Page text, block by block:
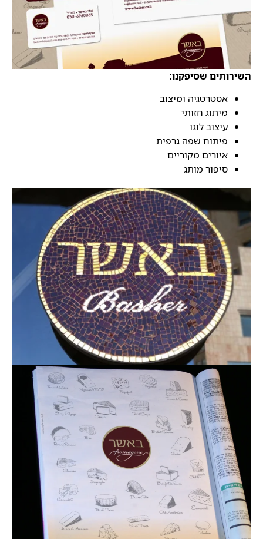
השירותים שסיפקנו:
אסטרטגיה ומיצוב
מיתוג חזותי
עיצוב לוגו
פיתוח שפה גרפית
איורים מקוריים
סיפור מותג